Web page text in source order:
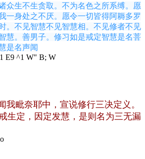
众生不生贪取。不为名色之所系缚。愿
一身处之不厌。愿令一切皆得阿耨多罗
。不见智慧不见智慧相。不见修者不见
慧。善男子。修习如是戒定智慧是名菩
是名声闻
E9 ^1 W" B; W
我毗奈耶中，宣说修行三决定义。
生定，因定发慧，是则名为三无漏